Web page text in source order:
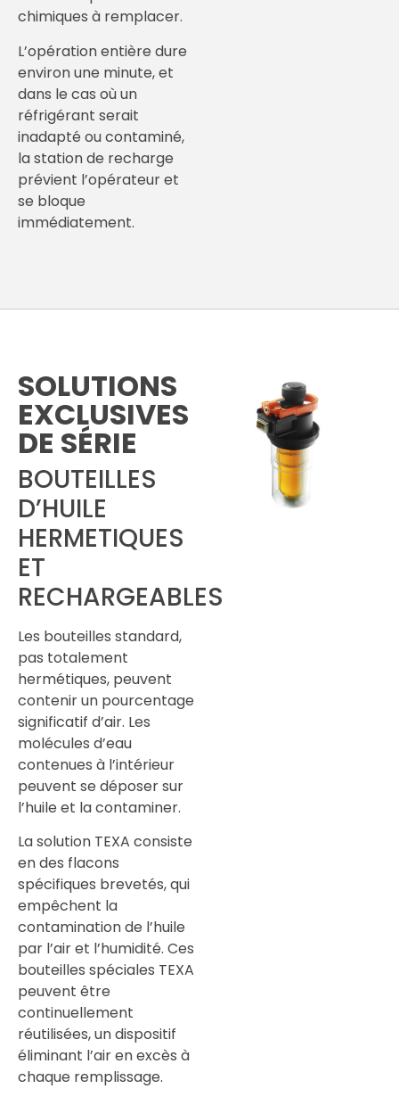
chimiques à remplacer.
L’opération entière dure
environ une minute, et
dans le cas où un
réfrigérant serait
inadapté ou contaminé,
la station de recharge
prévient l’opérateur et
se bloque
immédiatement.
SOLUTIONS
EXCLUSIVES
DE SÉRIE
BOUTEILLES
D’HUILE
HERMETIQUES
ET
RECHARGEABLES
Les bouteilles standard,
pas totalement
hermétiques, peuvent
contenir un pourcentage
significatif d’air. Les
molécules d’eau
contenues à l’intérieur
peuvent se déposer sur
l’huile et la contaminer.
La solution TEXA consiste
en des flacons
spécifiques brevetés, qui
empêchent la
contamination de l’huile
par l’air et l’humidité. Ces
bouteilles spéciales TEXA
peuvent être
continuellement
réutilisées, un dispositif
éliminant l’air en excès à
chaque remplissage.